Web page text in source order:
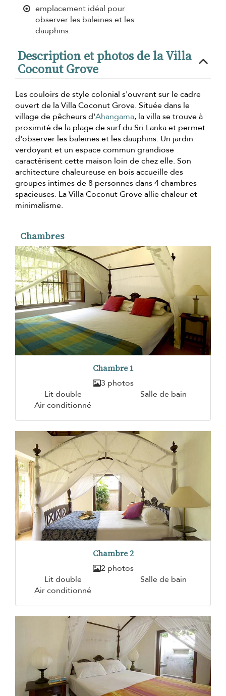
emplacement idéal pour
observer les baleines et les
dauphins.
Description et photos de la Villa
Coconut Grove
Les couloirs de style colonial s'ouvrent sur le cadre
ouvert de la Villa Coconut Grove. Située dans le
village de pêcheurs d'Ahangama, la villa se trouve à
proximité de la plage de surf du Sri Lanka et permet
d'observer les baleines et les dauphins. Un jardin
verdoyant et un espace commun grandiose
caractérisent cette maison loin de chez elle. Son
architecture chaleureuse en bois accueille des
groupes intimes de 8 personnes dans 4 chambres
spacieuses. La Villa Coconut Grove allie chaleur et
minimalisme.
Chambres
Chambre 1
3 photos
Lit double
Salle de bain
Air conditionné
Chambre 2
2 photos
Lit double
Salle de bain
Air conditionné